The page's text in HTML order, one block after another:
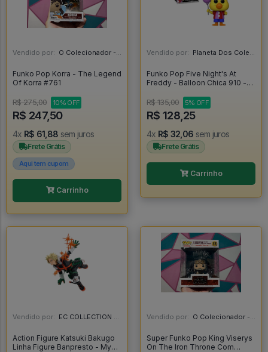
Vendido por: O Colecionador - SP
Funko Pop Korra - The Legend
Of Korra #761
R$ 275,00 10% OFF
R$ 247,50
4x R$ 61,88 sem juros
Frete Grátis
Aqui tem cupom
Carrinho
Vendido por: Planeta Dos Colecionaveis - SP
Funko Pop Five Night's At
Freddy - Balloon Chica 910 -
R$ 135,00
5% OFF
R$ 128,25
4x R$ 32,06 sem juros
Frete Grátis
Carrinho
Vendido por: EC COLLECTION - SP
Action Figure Katsuki Bakugo
Linha Figure Banpresto - My
Vendido por: O Colecionador - SP
Super Funko Pop King Viserys
On The Iron Throne Com